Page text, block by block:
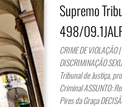
Supremo
498/
CRIME DE VIOLAÇÃO
DISCRIMINAÇÃO
Tribunal de Justiça,
Criminal ASSUNTO:
Pires da Graça